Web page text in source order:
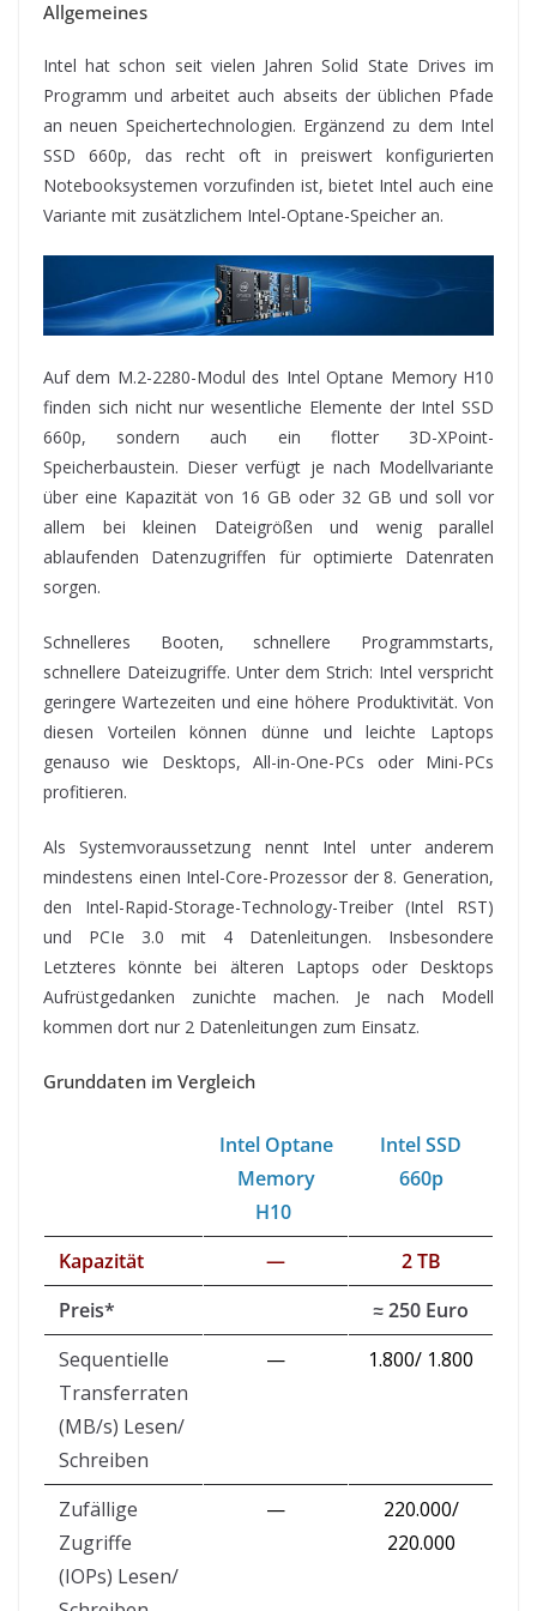
Allgemeines
Intel hat schon seit vielen Jahren Solid State Drives im
Programm und arbeitet auch abseits der üblichen Pfade
an neuen Speichertechnologien. Ergänzend zu dem Intel
SSD 660p, das recht oft in preiswert konfigurierten
Notebooksystemen vorzufinden ist, bietet Intel auch eine
Variante mit zusätzlichem Intel-Optane-Speicher an.
Auf dem M.2-2280-Modul des Intel Optane Memory H10
finden sich nicht nur wesentliche Elemente der Intel SSD
660p, sondern auch ein flotter 3D-XPoint-
Speicherbaustein. Dieser verfügt je nach Modellvariante
über eine Kapazität von 16 GB oder 32 GB und soll vor
allem bei kleinen Dateigrößen und wenig parallel
ablaufenden Datenzugriffen für optimierte Datenraten
sorgen.
Schnelleres Booten, schnellere Programmstarts,
schnellere Dateizugriffe. Unter dem Strich: Intel verspricht
geringere Wartezeiten und eine höhere Produktivität. Von
diesen Vorteilen können dünne und leichte Laptops
genauso wie Desktops, All-in-One-PCs oder Mini-PCs
profitieren.
Als Systemvoraussetzung nennt Intel unter anderem
mindestens einen Intel-Core-Prozessor der 8. Generation,
den Intel-Rapid-Storage-Technology-Treiber (Intel RST)
und PCIe 3.0 mit 4 Datenleitungen. Insbesondere
Letzteres könnte bei älteren Laptops oder Desktops
Aufrüstgedanken zunichte machen. Je nach Modell
kommen dort nur 2 Datenleitungen zum Einsatz.
Grunddaten im Vergleich
Intel Optane
Memory
H10
Intel SSD
660p
Kapazität —
2 TB
Preis*
≈ 250 Euro
Sequentielle
Transferraten
(MB/s) Lesen/
Schreiben
— 1.800/ 1.800
Zufällige
Zugriffe
(IOPs) Lesen/
—
220.000/
220.000